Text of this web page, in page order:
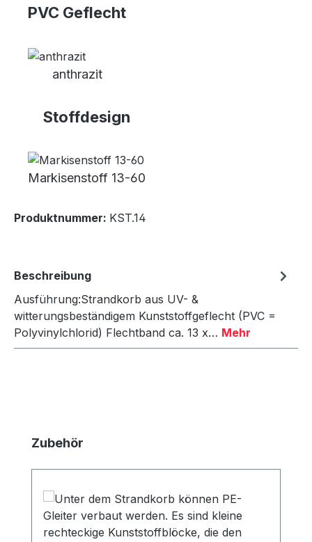
PVC Geflecht
anthrazit
Stoffdesign
Markisenstoff 13-60
Produktnummer: KST.14
Beschreibung
Ausführung:Strandkorb aus UV- &
witterungsbeständigem Kunststoffgeflecht (PVC =
Polyvinylchlorid) Flechtband ca. 13 x… Mehr
Produktgalerie überspringen
Zubehör